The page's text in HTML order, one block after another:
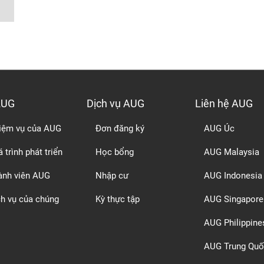
vụ của AUG
trình phát triển
viên AUG
vụ của chúng
Dịch vụ AUG
Đơn đăng ký
Học bổng
Nhập cư
Kỳ thực tập
Liên hệ AUG
AUG Úc
AUG Malaysia
AUG Indonesia
AUG Singapore
AUG
AUG Trung